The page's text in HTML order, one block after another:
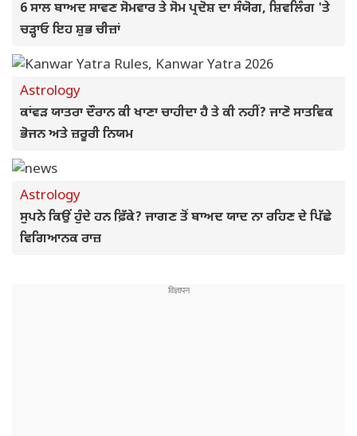
6 ਸਾਲ ਬਾਅਦ ਸਾਵਣ ਸੋਮਵਾਰ ਤੇ ਸੋਮ ਪ੍ਰਦੋਸ਼ ਦਾ ਸੰਯੋਗ, ਸ਼ਿਵਲਿੰਗ 'ਤੇ
ਚੜ੍ਹਾਓ ਇਹ ਸ਼ੁਭ ਚੀਜ਼ਾਂ
Astrology
ਕਾਂਵੜ ਯਾਤਰਾ ਦੌਰਾਨ ਕੀ ਖਾਣਾ ਚਾਹੀਦਾ ਹੈ ਤੇ ਕੀ ਨਹੀਂ? ਜਾਣੋ ਸਾਤਵਿਕ
ਭੋਜਨ ਅਤੇ ਜ਼ਰੂਰੀ ਨਿਯਮ
Astrology
ਸੁਪਨੇ ਕਿਉਂ ਹੁੰਦੇ ਹਨ ਫ਼ਿੱਕੇ? ਜਾਗਣ ਤੋਂ ਬਾਅਦ ਯਾਦ ਨਾ ਰਹਿਣ ਦੇ ਪਿੱਛੇ
ਵਿਗਿਆਨਕ ਰਾਜ਼